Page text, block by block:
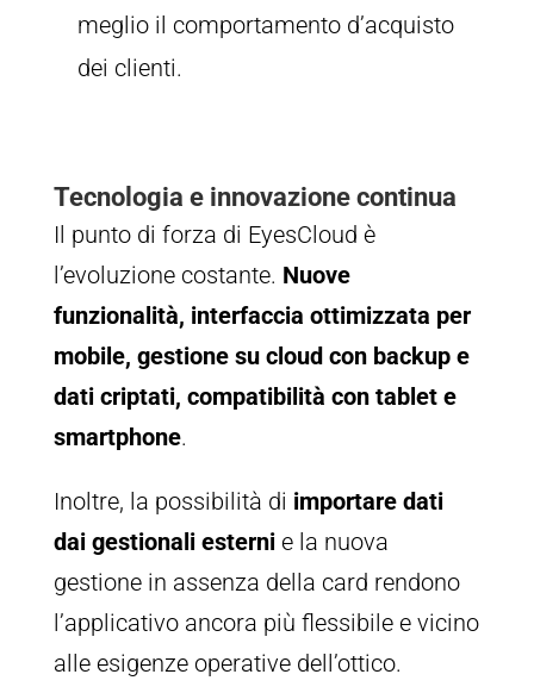
meglio il comportamento d’acquisto
dei clienti.
Tecnologia e innovazione continua
Il punto di forza di EyesCloud è
l’evoluzione costante. Nuove
funzionalità, interfaccia ottimizzata per
mobile, gestione su cloud con backup e
dati criptati, compatibilità con tablet e
smartphone.
Inoltre, la possibilità di importare dati
dai gestionali esternie la nuova
gestione in assenza della card rendono
l’applicativo ancora più flessibile e vicino
alle esigenze operative dell’ottico.